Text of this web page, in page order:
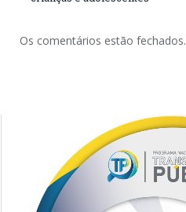
Os comentários estão fechados.